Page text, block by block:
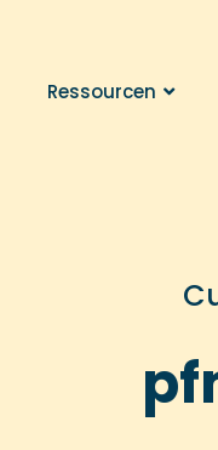
Ressourcen